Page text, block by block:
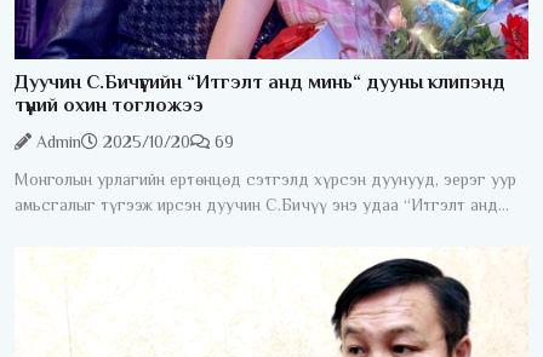
Дуучин С.Бичүүгийн “Итгэлт анд минь“ дууны клипэнд
түүний охин тогложээ
Admin 2025/10/20
69
Монголын урлагийн ертөнцөд сэтгэлд хүрсэн дуунууд, эерэг уур
амьсгалыг түгээж ирсэн дуучин С.Бичүү энэ удаа “Итгэлт анд